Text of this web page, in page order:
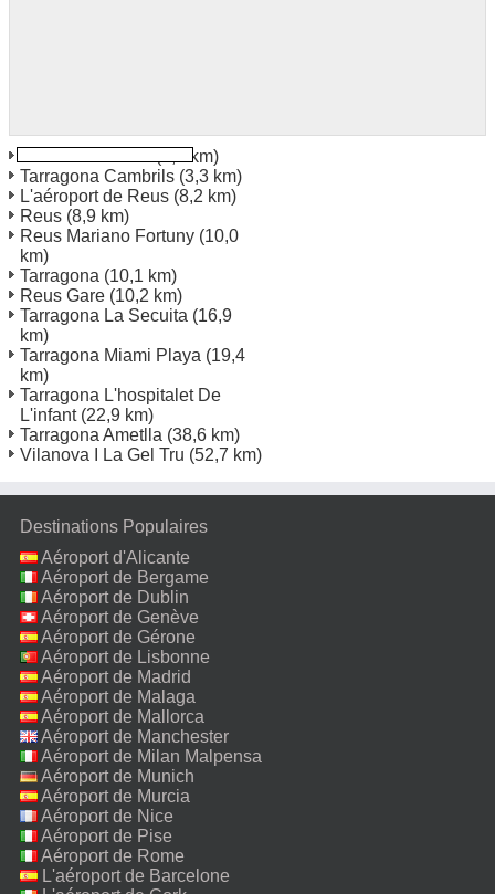
(2,7 km)
Tarragona Cambrils (3,3 km)
L'aéroport de Reus (8,2 km)
Reus (8,9 km)
Reus Mariano Fortuny (10,0
km)
Tarragona (10,1 km)
Reus Gare (10,2 km)
Tarragona La Secuita (16,9
km)
Tarragona Miami Playa (19,4
km)
Tarragona L'hospitalet De
L'infant(22,9 km)
Tarragona Ametlla (38,6 km)
Vilanova I La Gel Tru (52,7 km)
Destinations Populaires
Aéroport d'Alicante
Aéroport de Bergame
Aéroport de Dublin
Aéroport de Genève
Aéroport de Gérone
Aéroport de Lisbonne
Aéroport de Madrid
Aéroport de Malaga
Aéroport de Mallorca
Aéroport de Manchester
Aéroport de Milan Malpensa
Aéroport de Munich
Aéroport de Murcia
Aéroport de Nice
Aéroport de Pise
Aéroport de Rome
Fiumicino
L'aéroport de Barcelone